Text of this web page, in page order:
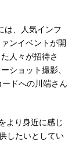
は、人気インフ
ンイベントが開
人々が招待さ
ショット撮影、
ドへの川端さん
より身近に感じ
したいとしてい